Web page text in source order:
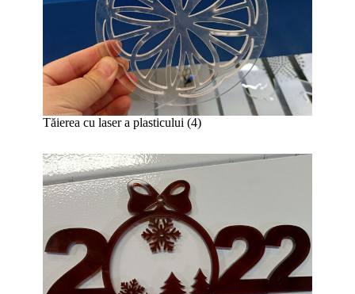
Tăierea cu laser a plasticului (4)